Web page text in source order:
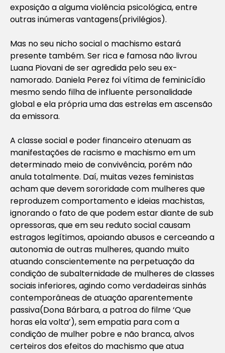
exposição a alguma violência psicológica, entre
outras inúmeras vantagens(privilégios).
Mas no seu nicho social o machismo estará
presente também. Ser rica e famosa não livrou
Luana Piovani de ser agredida pelo seu ex-
namorado. Daniela Perez foi vítima de feminicídio
mesmo sendo filha de influente personalidade
global e ela própria uma das estrelas em ascensão
da emissora.
A classe social e poder financeiro atenuam as
manifestações de racismo e machismo em um
determinado meio de convivência, porém não
anula totalmente. Daí, muitas vezes feministas
acham que devem sororidade com mulheres que
reproduzem comportamento e ideias machistas,
ignorando o fato de que podem estar diante de sub
opressoras, que em seu reduto social causam
estragos legítimos, apoiando abusos e cerceando a
autonomia de outras mulheres, quando muito
atuando conscientemente na perpetuação da
condição de subalternidade de mulheres de classes
sociais inferiores, agindo como verdadeiras sinhás
contemporâneas de atuação aparentemente
passiva(Dona Bárbara, a patroa do filme ‘Que
horas ela volta’), sem empatia para com a
condição de mulher pobre e não branca, alvos
certeiros dos efeitos do machismo que atua